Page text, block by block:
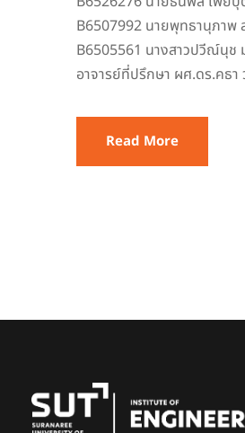
B6507992 นายพุทธานุภาพ
B6505561 นางสาวปวีณ์นุช
อาจารย์ที่ปรึกษา ผศ.ดร.คธา
Read More